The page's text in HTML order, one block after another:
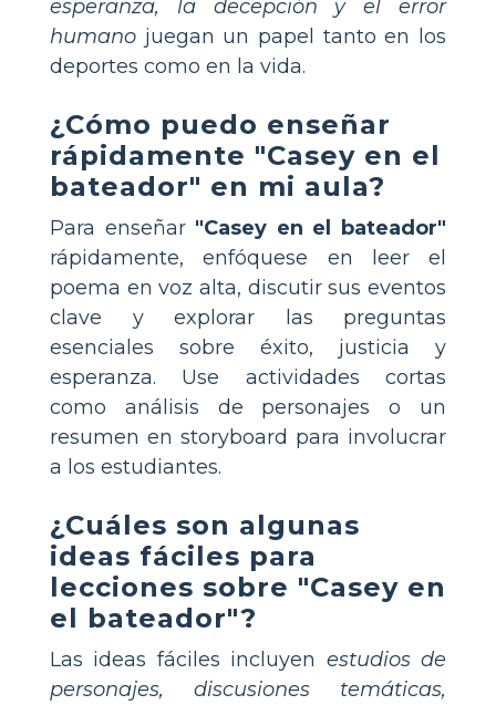
esperanza, la decepción y el error
humano juegan un papel tanto en los
deportes como en la vida.
¿Cómo puedo enseñar
rápidamente "Casey en el
bateador" en mi aula?
Para enseñar "Casey en el bateador"
rápidamente, enfóquese en leer el
poema en voz alta, discutir sus eventos
clave y explorar las preguntas
esenciales sobre éxito, justicia y
esperanza. Use actividades cortas
como análisis de personajes o un
resumen en storyboard para involucrar
a los estudiantes.
¿Cuáles son algunas
ideas fáciles para
lecciones sobre "Casey en
el bateador"?
Las ideas fáciles incluyen estudios de
personajes, discusiones temáticas,